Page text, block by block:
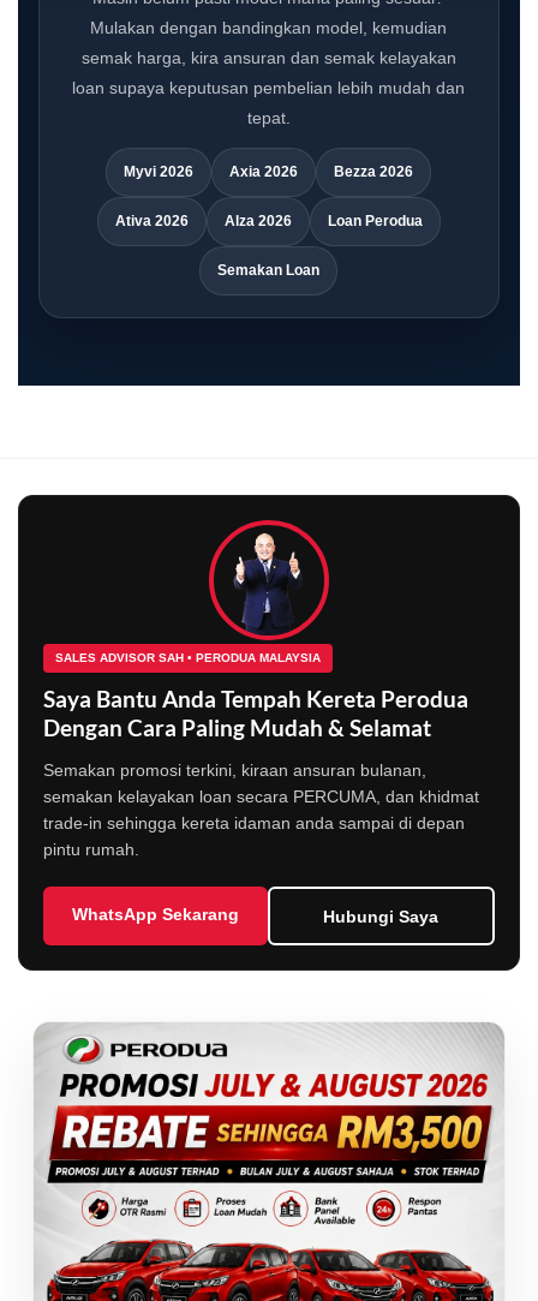
Mulakan dengan bandingkan model, kemudian
semak harga, kira ansuran dan semak kelayakan
loan supaya keputusan pembelian lebih mudah dan
tepat.
Myvi 2026 Axia 2026 Bezza 2026
Ativa 2026 Alza 2026 Loan Perodua
Semakan Loan
SALES ADVISOR SAH • PERODUA MALAYSIA
Saya Bantu Anda Tempah Kereta Perodua
Dengan Cara Paling Mudah & Selamat
Semakan promosi terkini, kiraan ansuran bulanan,
semakan kelayakan loan secara PERCUMA, dan khidmat
trade-in sehingga kereta idaman anda sampai di depan
pintu rumah.
WhatsApp Sekarang Hubungi Saya